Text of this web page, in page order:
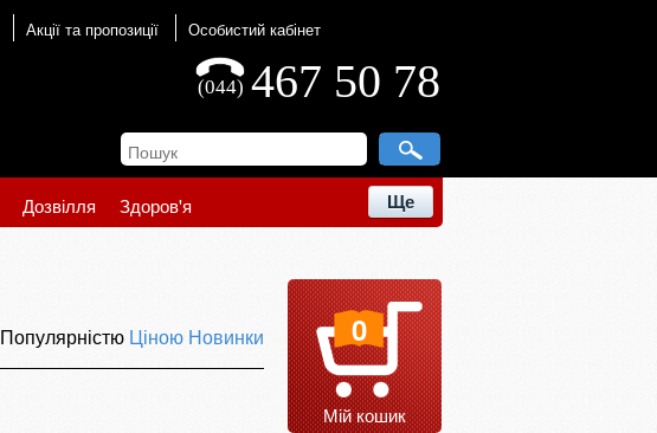
Акції та пропозиції Особистий кабінет
467 50 78
(044)
Дозвілля Здоров'я Ще
Популярністю Ціною Новинки 0
Мій кошик